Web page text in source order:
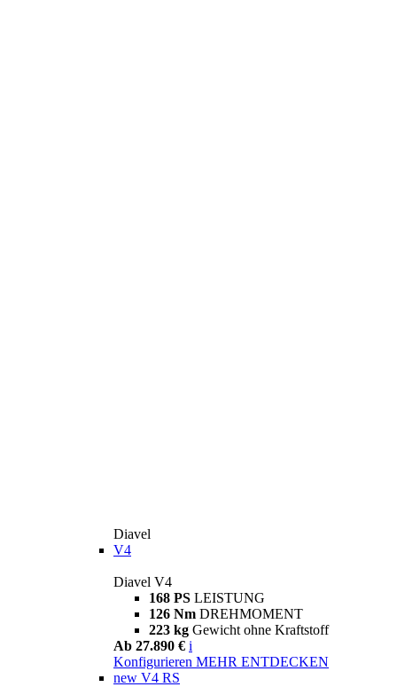
Diavel
V4
Diavel V4
168 PS LEISTUNG
126 Nm DREHMOMENT
223 kg Gewicht ohne Kraftstoff
Ab 27.890 € i
Konfigurieren MEHR ENTDECKEN
new V4 RS